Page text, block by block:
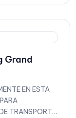
Grand
EN ESTA
TRANSPORTE